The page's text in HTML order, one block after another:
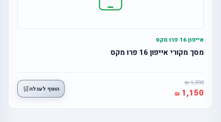
אייפון 16 פרו מקס
מסך מקורי אייפון 16 פרו מקס
1,390
1,150 הוסף לעגלה🛒